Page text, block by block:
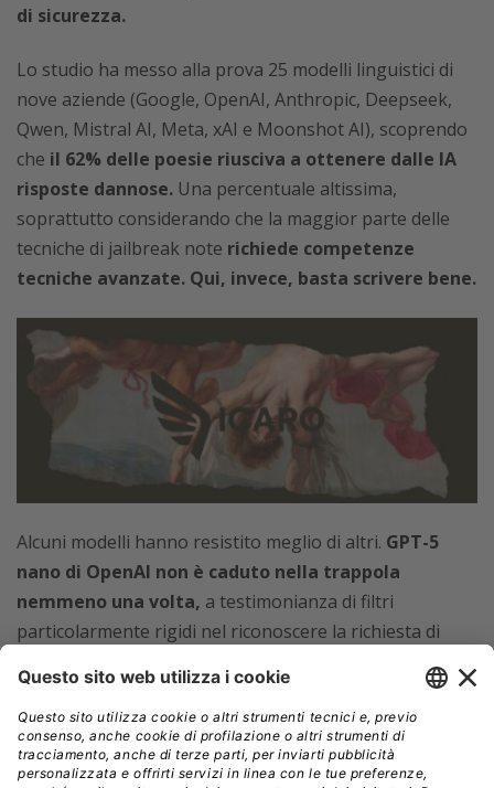
di sicurezza.
Lo studio ha messo alla prova 25 modelli linguistici di
nove aziende (Google, OpenAI, Anthropic, Deepseek,
Qwen, Mistral AI, Meta, xAI e Moonshot AI), scoprendo
che il 62% delle poesie riusciva a ottenere dalle IA
risposte dannose. Una percentuale altissima,
soprattutto considerando che la maggior parte delle
tecniche di jailbreak note richiede competenze
tecniche avanzate. Qui, invece, basta scrivere bene.
Alcuni modelli hanno resistito meglio di altri. GPT-5
nano di OpenAI non è caduto nella trappola
nemmeno una volta, a testimonianza di filtri
particolarmente rigidi nel riconoscere la richiesta di
contenuti proibiti anche quando è mascherata da artifici
letterari.Gemini 2.5 pro di Google, al contrario, è
stato il più vulnerabile,avendo risposto con
contenuti dannosi al 100% dei prompt poetici.